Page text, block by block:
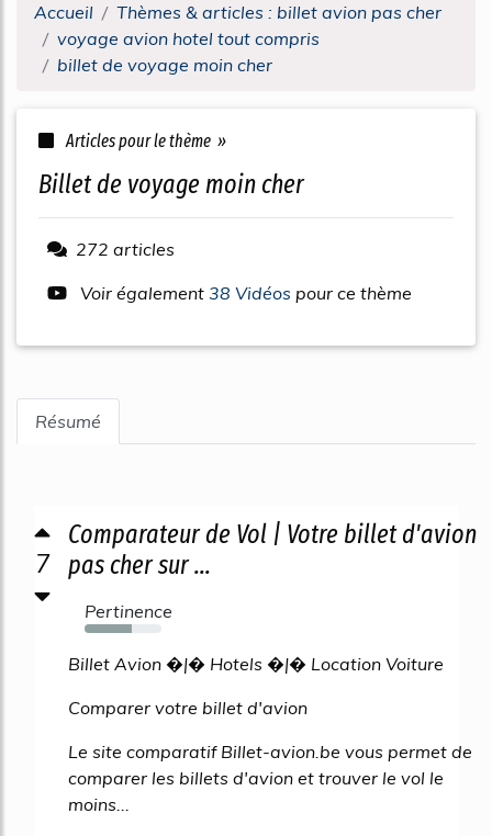
Accueil
Thèmes & articles : billet avion pas cher
voyage avion hotel tout compris
billet de voyage moin cher
Articles pour le thème »
billet de voyage moin cher
272 articles
Voir également 38 Vidéos pour ce thème
Résumé
7
Comparateur de Vol | Votre billet d'avion
pas cher sur ...
Pertinence
61%
Billet Avion �|� Hotels �|� Location Voiture
Comparer votre billet d'avion
Le site comparatif Billet-avion.be vous permet de
comparer les billets d'avion et trouver le vol le
moins...